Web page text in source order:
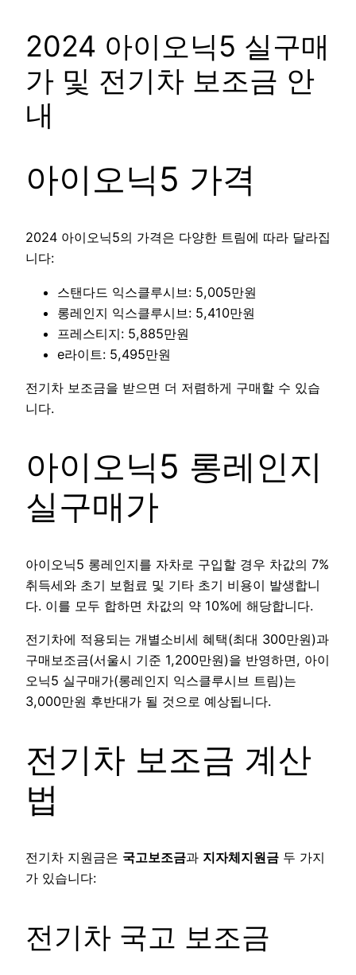
2024 아이오닉5 실구매
가 및 전기차 보조금 안
내
아이오닉5 가격
2024 아이오닉5의 가격은 다양한 트림에 따라 달라집
니다:
스탠다드 익스클루시브: 5,005만원
롱레인지 익스클루시브: 5,410만원
프레스티지: 5,885만원
e라이트: 5,495만원
전기차 보조금을 받으면 더 저렴하게 구매할 수 있습
니다.
아이오닉5 롱레인지
실구매가
아이오닉5 롱레인지를 자차로 구입할 경우 차값의 7%
취득세와 초기 보험료 및 기타 초기 비용이 발생합니
다. 이를 모두 합하면 차값의 약 10%에 해당합니다.
전기차에 적용되는 개별소비세 혜택(최대 300만원)과
구매보조금(서울시 기준 1,200만원)을 반영하면, 아이
오닉5 실구매가(롱레인지 익스클루시브 트림)는
3,000만원 후반대가 될 것으로 예상됩니다.
전기차 보조금 계산
법
전기차 지원금은 국고보조금과 지자체지원금 두 가지
가 있습니다:
전기차 국고 보조금